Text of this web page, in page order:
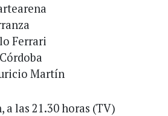
Ferrari
Martín
a las 21.30 horas (TV)